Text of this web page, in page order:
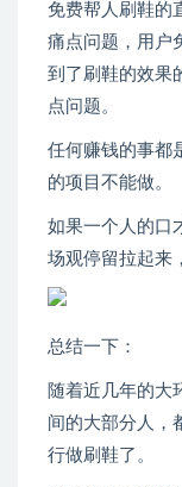
免费帮人刷鞋的
痛点问题，用户
到了刷鞋的效果
点问题。
任何赚钱的事都
的项目不能做。
如果一个人的口
场观停留拉起来
总结一下：
随着近几年的大
间的大部分人，
行做刷鞋了。